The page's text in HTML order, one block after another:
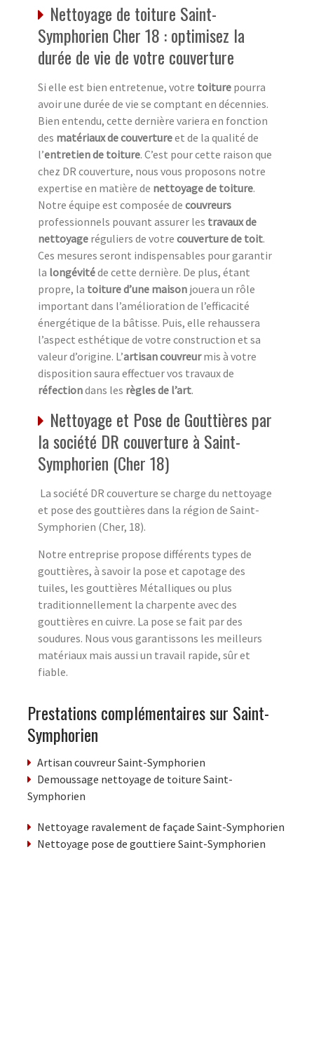
Nettoyage de toiture Saint-
Symphorien Cher 18 : optimisez la
durée de vie de votre couverture
Si elle est bien entretenue, votre toiture pourra
avoir une durée de vie se comptant en décennies.
Bien entendu, cette dernière variera en fonction
des matériaux de couvertureet de la qualité de
l’entretien de toiture. C’est pour cette raison que
chez DR couverture, nous vous proposons notre
expertise en matière de nettoyage de toiture.
Notre équipe est composée de couvreurs
professionnels pouvant assurer les travaux de
nettoyage réguliers de votre couverture de toit.
Ces mesures seront indispensables pour garantir
la longévitéde cette dernière. De plus, étant
propre, la toiture d’une maison jouera un rôle
important dans l’amélioration de l’efficacité
énergétique de la bâtisse. Puis, elle rehaussera
l’aspect esthétique de votre construction et sa
valeur d’origine. L’artisan couvreurmis à votre
disposition saura effectuer vos travaux de
réfectiondans les règles de l’art.
Nettoyage et Pose de Gouttières par
la société DR couverture à Saint-
Symphorien (Cher 18)
La société DR couverture se charge du nettoyage
et pose des gouttières dans la région de Saint-
Symphorien (Cher, 18).
Notre entreprise propose différents types de
gouttières, à savoir la pose et capotage des
tuiles, les gouttières Métalliques ou plus
traditionnellement la charpente avec des
gouttières en cuivre. La pose se fait par des
soudures. Nous vous garantissons les meilleurs
matériaux mais aussi un travail rapide, sûr et
fiable.
Prestations complémentaires sur Saint-
Symphorien
Artisan couvreur Saint-Symphorien
Demoussage nettoyage de toiture Saint-
Symphorien
Nettoyage ravalement de façade Saint-Symphorien
Nettoyage pose de gouttiere Saint-Symphorien